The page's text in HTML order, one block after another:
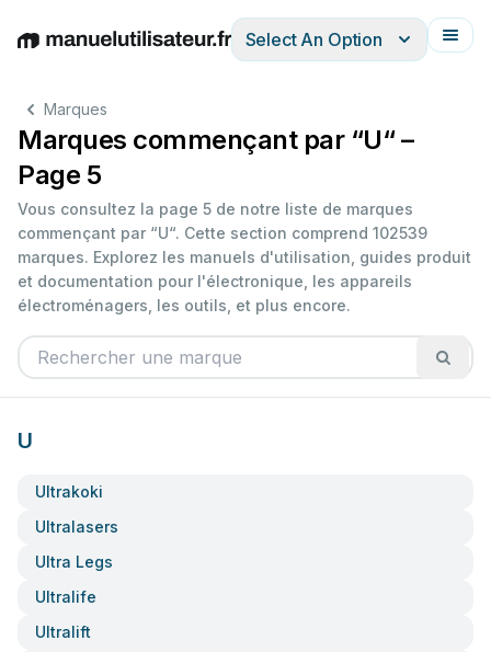
EnglishDeutschEspañolItalianoFrançais
Select An Option
Marques
Marques commençant par “U“ –
Page 5
Vous consultez la page 5 de notre liste de marques
commençant par “U“. Cette section comprend 102539
marques. Explorez les manuels d'utilisation, guides produit
et documentation pour l'électronique, les appareils
électroménagers, les outils, et plus encore.
U
Ultrakoki
Ultralasers
Ultra Legs
Ultralife
Ultralift